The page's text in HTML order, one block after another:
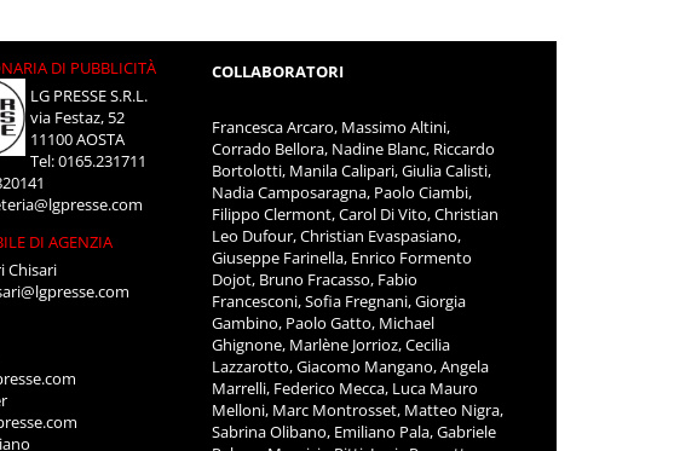
DI PUBBLICITÀ
LG PRESSE S.R.L.
via Festaz, 52
11100 AOSTA
Tel: 0165.231711
DI AGENZIA
Chisari
COLLABORATORI
Francesca Arcaro, Massimo Altini,
Corrado Bellora, Nadine Blanc, Riccardo
Bortolotti, Manila Calipari, Giulia Calisti,
Nadia Camposaragna, Paolo Ciambi,
Filippo Clermont, Carol Di Vito, Christian
Leo Dufour, Christian Evaspasiano,
Giuseppe Farinella, Enrico Formento
Dojot, Bruno Fracasso, Fabio
Francesconi, Sofia Fregnani, Giorgia
Gambino, Paolo Gatto, Michael
Ghignone, Marlène Jorrioz, Cecilia
Lazzarotto, Giacomo Mangano, Angela
Marrelli, Federico Mecca, Luca Mauro
Melloni, Marc Montrosset, Matteo Nigra,
Sabrina Olibano, Emiliano Pala, Gabriele